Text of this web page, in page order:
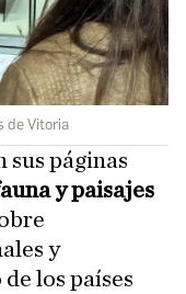
de Vitoria
sus páginas
y paisajes
y
los países